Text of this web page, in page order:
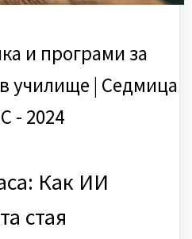
и програми за
училище | Седмица
- 2024
Как ИИ
стая